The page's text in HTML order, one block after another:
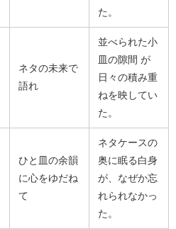
た。
ネタの未来で
語れ
並べられた小
皿の隙間 が
日々の積み重
ねを映してい
た。
ひと皿の余韻
に心をゆだね
て
ネタケースの
奥に眠る白身
が、なぜか忘
れられなかっ
た。